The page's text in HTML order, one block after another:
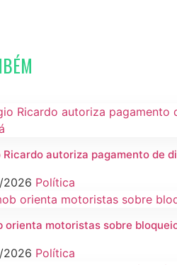
Ricardo autoriza pagamento de
2026 Política
orienta motoristas sobre
2026 Política